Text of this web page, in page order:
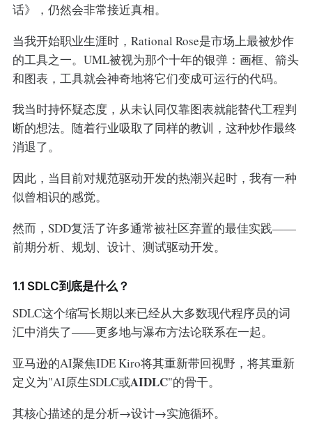
话》，仍然会非常接近真相。
当我开始职业生涯时，Rational Rose是市场上最被炒作
的工具之一。UML被视为那个十年的银弹：画框、箭头
和图表，工具就会神奇地将它们变成可运行的代码。
我当时持怀疑态度，从未认同仅靠图表就能替代工程判
断的想法。随着行业吸取了同样的教训，这种炒作最终
消退了。
因此，当目前对规范驱动开发的热潮兴起时，我有一种
似曾相识的感觉。
然而，SDD复活了许多通常被社区弃置的最佳实践——
前期分析、规划、设计、测试驱动开发。
1.1 SDLC到底是什么？
SDLC这个缩写长期以来已经从大多数现代程序员的词
汇中消失了——更多地与瀑布方法论联系在一起。
亚马逊的AI聚焦IDE Kiro将其重新带回视野，将其重新
定义为"AI原生SDLC或AIDLC"的骨干。
其核心描述的是分析→设计→实施循环。